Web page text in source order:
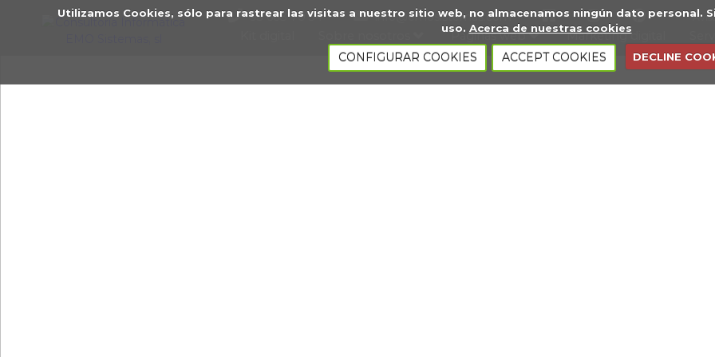
Utilizamos Cookies, sólo para rastrear las visitas a nuestro sitio web, no almacenamos ningún dato personal.
uso. Acerca de nuestras cookies
CONFIGURAR COOKIES ACCEPT COOKIES DECLINE
93 668 70 34 info@emosistemas.com
Páginas web Marketing digital